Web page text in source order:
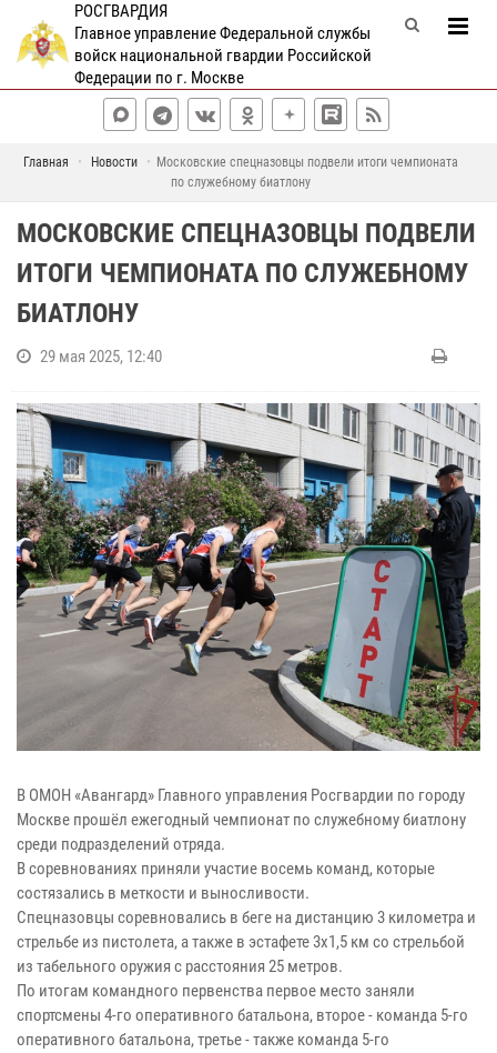
РОСГВАРДИЯ
Главное управление Федеральной службы
войск национальной гвардии Российской
Федерации по г. Москве
Главная Новости
Московские спецназовцы подвели итоги чемпионата
по служебному биатлону
МОСКОВСКИЕ СПЕЦНАЗОВЦЫ ПОДВЕЛИ
ИТОГИ ЧЕМПИОНАТА ПО СЛУЖЕБНОМУ
БИАТЛОНУ
29 мая 2025, 12:40
В ОМОН «Авангард» Главного управления Росгвардии по городу
Москве прошёл ежегодный чемпионат по служебному биатлону
среди подразделений отряда.
В соревнованиях приняли участие восемь команд, которые
состязались в меткости и выносливости.
Спецназовцы соревновались в беге на дистанцию 3 километра и
стрельбе из пистолета, а также в эстафете 3x1,5 км со стрельбой
из табельного оружия с расстояния 25 метров.
По итогам командного первенства первое место заняли
спортсмены 4-го оперативного батальона, второе - команда 5-го
оперативного батальона, третье - также команда 5-го